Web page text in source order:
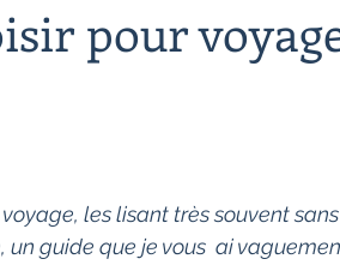
pour
les lisant très souvent
guide que je vous  ai